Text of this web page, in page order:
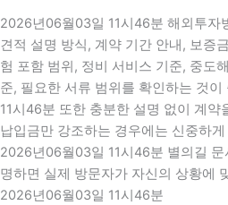
2026년06월03일 11시46분 해외투자
견적 설명 방식, 계약 기간 안내, 보증
험 포함 범위, 정비 서비스 기준, 중도
준, 필요한 서류 범위를 확인하는 것
11시46분 또한 충분한 설명 없이 계약
납입금만 강조하는 경우에는 신중하
2026년06월03일 11시46분 별의길
명하면 실제 방문자가 자신의 상황에
2026년06월03일 11시46분